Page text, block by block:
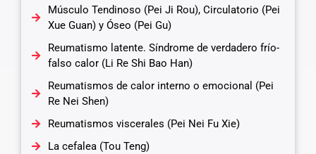
Músculo Tendinoso (Pei Ji Rou), Circulatorio (Pei
Xue Guan) y Óseo (Pei Gu)
Reumatismo latente. Síndrome de verdadero frío-
falso calor (Li Re Shi Bao Han)
Reumatismos de calor interno o emocional (Pei
Re Nei Shen)
Reumatismos viscerales (Pei Nei Fu Xie)
La cefalea (Tou Teng)